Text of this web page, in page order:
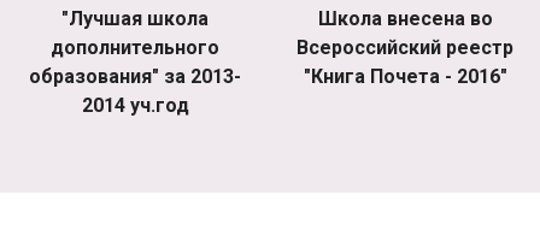
"Лучшая школа
дополнительного
образования" за 2013-
2014 уч.год
Школа внесена во
Всероссийский реестр
"Книга Почета - 2016"